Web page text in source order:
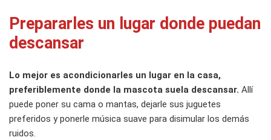
Prepararles un lugar donde puedan
descansar
Lo mejor es acondicionarles un lugar en la casa,
preferiblemente donde la mascota suela descansar. Allí
puede poner su cama o mantas, dejarle sus juguetes
preferidos y ponerle música suave para disimular los demás
ruidos.